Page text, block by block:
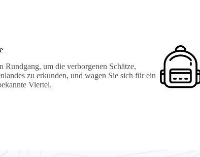
Rundgang, um die verborgenen Schätze,
zu erkunden, und wagen Sie sich für ein
Viertel.